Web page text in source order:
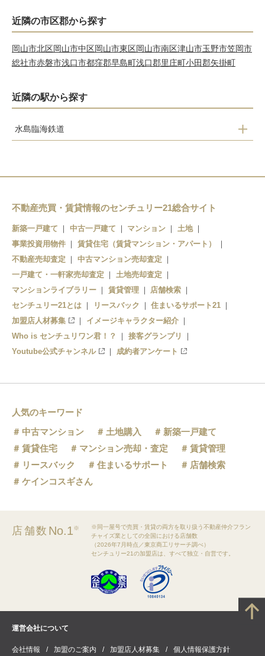
近隣の市区郡から探す
岡山市北区岡山市中区岡山市東区岡山市南区津山市玉野市笠岡市
総社市赤磐市浅口市都窪郡早島町浅口郡里庄町小田郡矢掛町
近隣の駅から探す
水島臨海鉄道
水島
不動産売買・賃貸情報のセンチュリー21総合サイト
新築一戸建て 中古一戸建て マンション
土地
事業投資用物件
賃貸住宅（賃貸マンション・アパート）
不動産売却査定
中古マンション売却査定
一戸建て・一軒家売却査定
土地売却査定
マンションライブラリー
賃貸管理
店舗検索
センチュリー21とは
リースバック
住まいるサポート21
加盟店人材募集
イメージキャラクター紹介
Who is センチュリワン君！？
接客グランプリ
Youtube公式チャンネル
成約者アンケート
人気のキーワード
中古マンション
土地購入
新築一戸建て
賃貸住宅
マンション売却・査定
賃貸管理
リースバック
住まいるサポート
店舗検索
ケインコスギさん
店舗数 No.1※
※同一屋号で売買・賃貸の両方を取り扱う不動産仲介フラン
チャイズ業としての全国における店舗数
（2026年7月時点／東京商工リサーチ調べ）
センチュリー21の加盟店は、すべて独立・自営です。
運営会社について
会社情報 加盟のご案内 加盟店人材募集 個人情報保護方針